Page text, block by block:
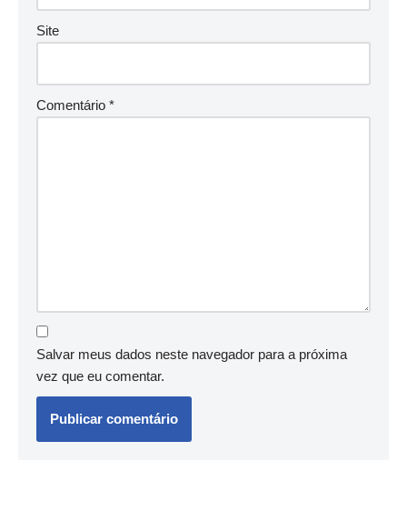
Site
Comentário *
Salvar meus dados neste navegador para a próxima
vez que eu comentar.